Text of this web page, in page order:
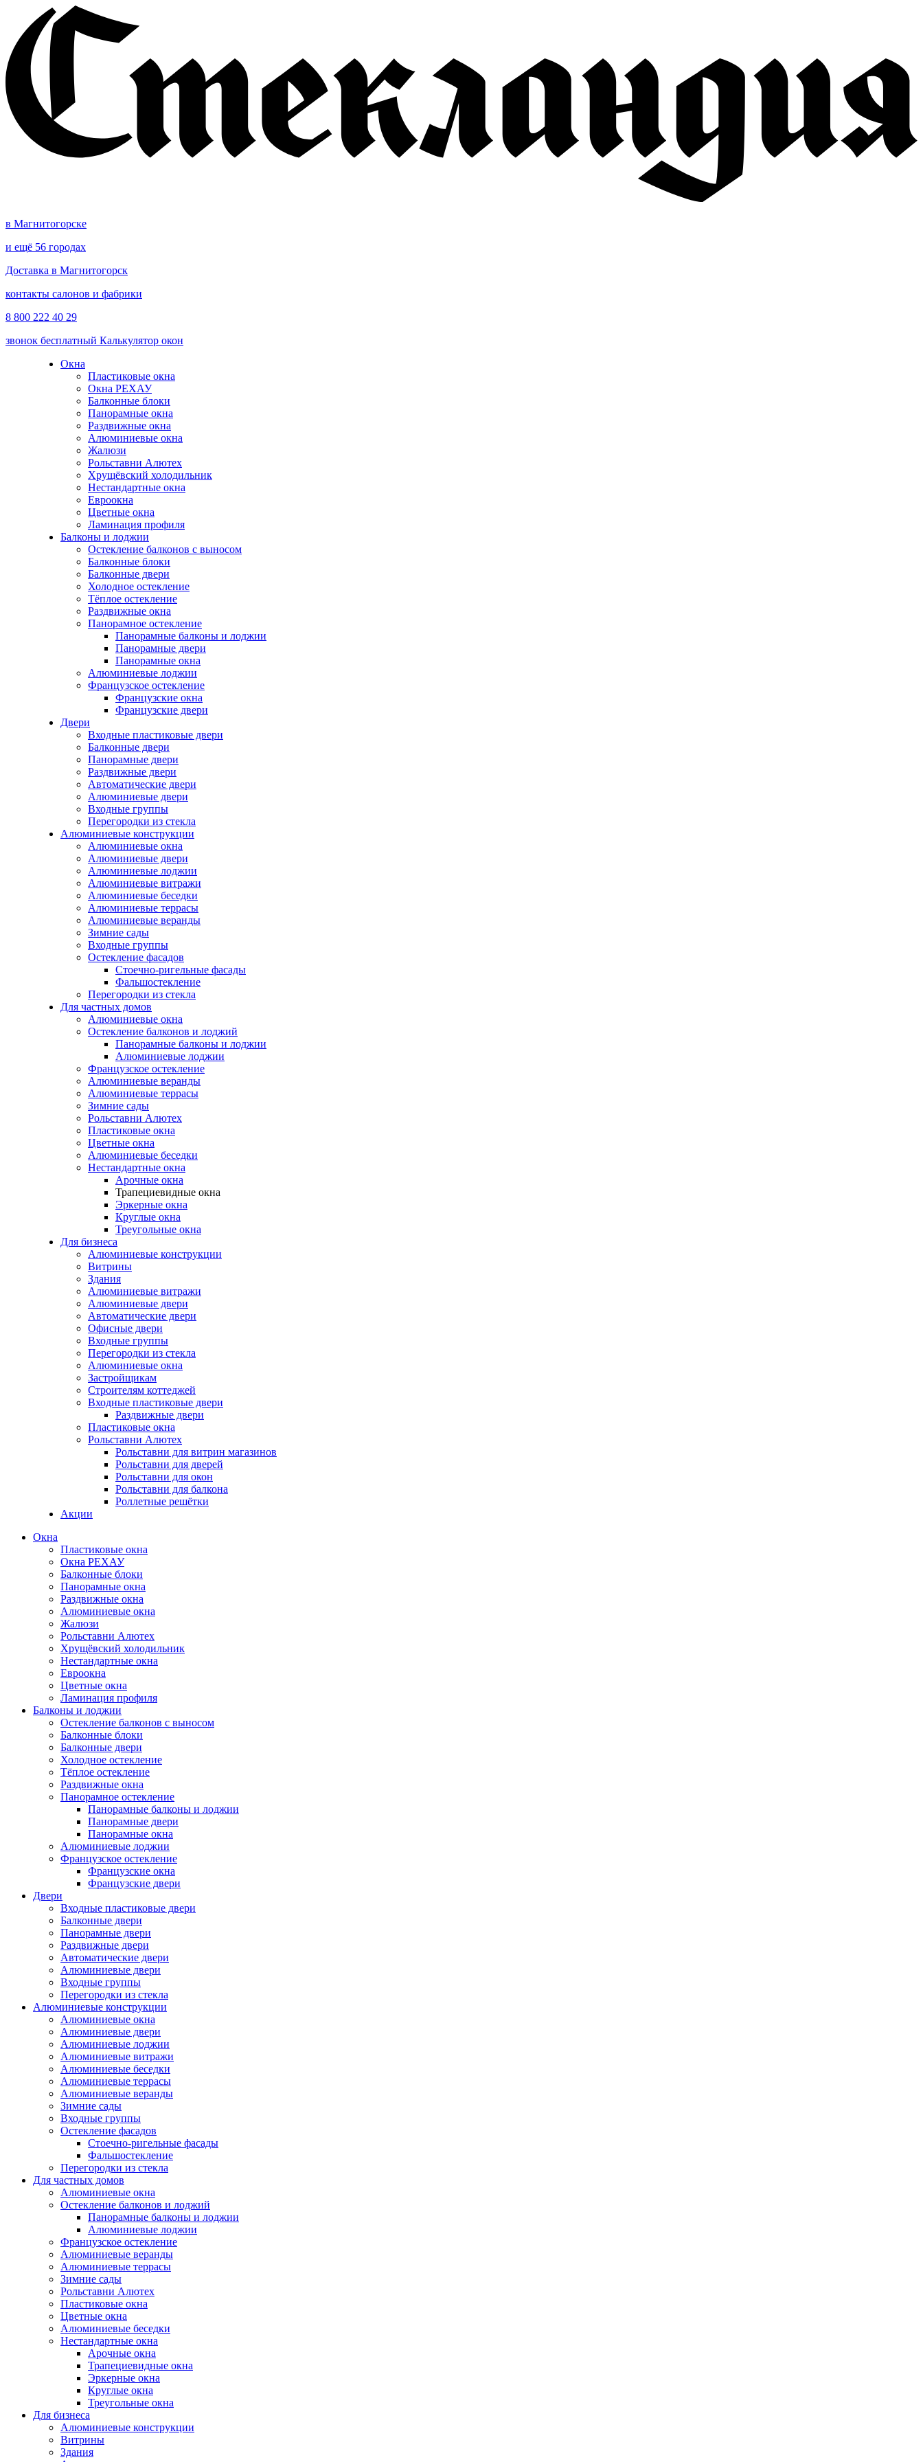
в Магнитогорске
и ещё 56 городах
Доставка в Магнитогорск
контакты салонов и фабрики
8 800 222 40 29
звонок бесплатный Калькулятор окон
Окна
Пластиковые окна
Окна РЕХАУ
Балконные блоки
Панорамные окна
Раздвижные окна
Алюминиевые окна
Жалюзи
Рольставни Алютех
Хрущёвский холодильник
Нестандартные окна
Евроокна
Цветные окна
Ламинация профиля
Балконы и лоджии
Остекление балконов с выносом
Балконные блоки
Балконные двери
Холодное остекление
Тёплое остекление
Раздвижные окна
Панорамное остекление
Панорамные балконы и лоджии
Панорамные двери
Панорамные окна
Алюминиевые лоджии
Французское остекление
Французские окна
Французские двери
Двери
Входные пластиковые двери
Балконные двери
Панорамные двери
Раздвижные двери
Автоматические двери
Алюминиевые двери
Входные группы
Перегородки из стекла
Алюминиевые конструкции
Алюминиевые окна
Алюминиевые двери
Алюминиевые лоджии
Алюминиевые витражи
Алюминиевые беседки
Алюминиевые террасы
Алюминиевые веранды
Зимние сады
Входные группы
Остекление фасадов
Стоечно-ригельные фасады
Фальшостекление
Перегородки из стекла
Для частных домов
Алюминиевые окна
Остекление балконов и лоджий
Панорамные балконы и лоджии
Алюминиевые лоджии
Французское остекление
Алюминиевые веранды
Алюминиевые террасы
Зимние сады
Рольставни Алютех
Пластиковые окна
Цветные окна
Алюминиевые беседки
Нестандартные окна
Арочные окна
Трапециевидные окна
Эркерные окна
Круглые окна
Треугольные окна
Для бизнеса
Алюминиевые конструкции
Витрины
Здания
Алюминиевые витражи
Алюминиевые двери
Автоматические двери
Офисные двери
Входные группы
Перегородки из стекла
Алюминиевые окна
Застройщикам
Строителям коттеджей
Входные пластиковые двери
Раздвижные двери
Пластиковые окна
Рольставни Алютех
Рольставни для витрин магазинов
Рольставни для дверей
Рольставни для окон
Рольставни для балкона
Роллетные решётки
Акции
Окна
Пластиковые окна
Окна РЕХАУ
Балконные блоки
Панорамные окна
Раздвижные окна
Алюминиевые окна
Жалюзи
Рольставни Алютех
Хрущёвский холодильник
Нестандартные окна
Евроокна
Цветные окна
Ламинация профиля
Балконы и лоджии
Остекление балконов с выносом
Балконные блоки
Балконные двери
Холодное остекление
Тёплое остекление
Раздвижные окна
Панорамное остекление
Панорамные балконы и лоджии
Панорамные двери
Панорамные окна
Алюминиевые лоджии
Французское остекление
Французские окна
Французские двери
Двери
Входные пластиковые двери
Балконные двери
Панорамные двери
Раздвижные двери
Автоматические двери
Алюминиевые двери
Входные группы
Перегородки из стекла
Алюминиевые конструкции
Алюминиевые окна
Алюминиевые двери
Алюминиевые лоджии
Алюминиевые витражи
Алюминиевые беседки
Алюминиевые террасы
Алюминиевые веранды
Зимние сады
Входные группы
Остекление фасадов
Стоечно-ригельные фасады
Фальшостекление
Перегородки из стекла
Для частных домов
Алюминиевые окна
Остекление балконов и лоджий
Панорамные балконы и лоджии
Алюминиевые лоджии
Французское остекление
Алюминиевые веранды
Алюминиевые террасы
Зимние сады
Рольставни Алютех
Пластиковые окна
Цветные окна
Алюминиевые беседки
Нестандартные окна
Арочные окна
Трапециевидные окна
Эркерные окна
Круглые окна
Треугольные окна
Для бизнеса
Алюминиевые конструкции
Витрины
Здания